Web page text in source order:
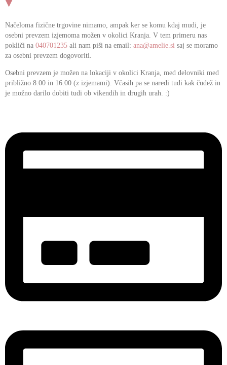
Načeloma fizične trgovine nimamo, ampak ker se komu kdaj mudi, je
osebni prevzem izjemoma možen v okolici Kranja. V tem primeru nas
pokliči na 040701235 ali nam piši na email: ana@amelie.si saj se moramo
za osebni prevzem dogovoriti.
Osebni prevzem je možen na lokaciji v okolici Kranja, med delovniki med
približno 8:00 in 16:00 (z izjemami). Včasih pa se naredi tudi kak čudež in
je možno darilo dobiti tudi ob vikendih in drugih urah. :)